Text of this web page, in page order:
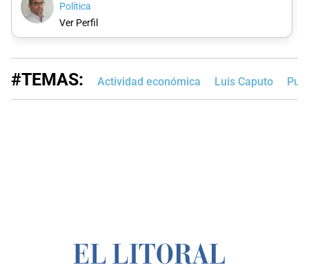
Política
Ver Perfil
#TEMAS: Actividad económica Luis Caputo